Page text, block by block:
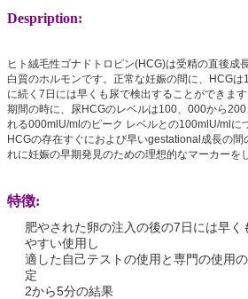
Despription:
ヒト絨毛性ゴナドトロピン(HCG)は受精の直後成
白質のホルモンです。正常な妊娠の間に、HCG
に続く7日には早くも尿で検出することができま
期間の時に、尿HCGのレベルは100、000から
れる000mlU/mlのピーク レベルとの100mlU/mlに
HCGの存在すぐにおよび早いgestational成長の間
れに妊娠の早期発見のための理想的なマーカーを
特徴:
肥やされた卵の注入の後の7日には早く
やすい使用し
適した自己テストの使用と専門の使用
定
2から5分の結果